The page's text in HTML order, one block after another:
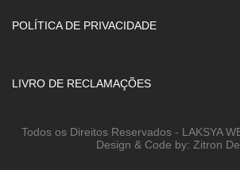
POLÍTICA DE PRIVACIDADE
LIVRO DE RECLAMAÇÕES
Todos os Direitos Reservados - LAKSYA
Design & Code by: Zitron